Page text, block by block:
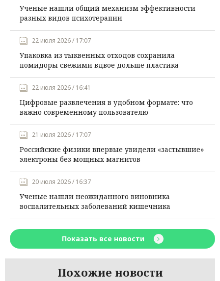
Ученые нашли общий механизм эффективности
разных видов психотерапии
22 июля 2026 / 17:07
Упаковка из тыквенных отходов сохранила
помидоры свежими вдвое дольше пластика
22 июля 2026 / 16:41
Цифровые развлечения в удобном формате: что
важно современному пользователю
21 июля 2026 / 17:07
Российские физики впервые увидели «застывшие»
электроны без мощных магнитов
20 июля 2026 / 16:37
Ученые нашли неожиданного виновника
воспалительных заболеваний кишечника
Показать все новости
Похожие новости